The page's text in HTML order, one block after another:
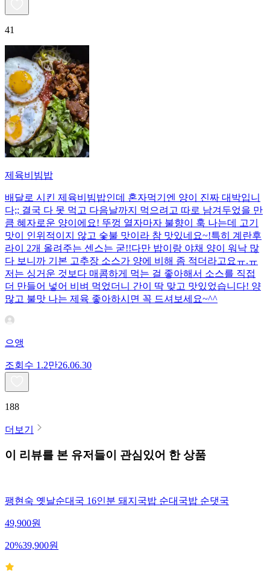
41
제육비빔밥
배달로 시킨 제육비빔밥인데 혼자먹기엔 양이 진짜 대박입니
다;; 결국 다 못 먹고 다음날까지 먹으려고 따로 남겨두었을 만
큼 혜자로운 양이에요! 뚜껑 열자마자 불향이 훅 나는데 고기
맛이 인위적이지 않고 숯불 맛이라 참 맛있네요~!특히 계란후
라이 2개 올려주는 센스는 굳!! ​다만 밥이랑 야채 양이 워낙 많
다 보니까 기본 고추장 소스가 양에 비해 좀 적더라고요ㅠ.ㅠ
저는 싱거운 것보다 매콤하게 먹는 걸 좋아해서 소스를 직접
더 만들어 넣어 비벼 먹었더니 간이 딱 맞고 맛있었습니다! 양
많고 불맛 나는 제육 좋아하시면 꼭 드셔보세요~^^
으앵
조회수 1.2만26.06.30
188
더보기
이 리뷰를 본 유저들이 관심있어 한 상품
팽현숙 옛날순대국 16인분 돼지국밥 순대국밥 순댓국
49,900원
20%39,900원